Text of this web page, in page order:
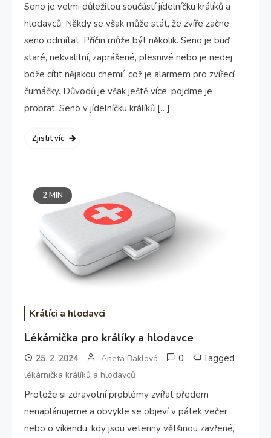
Seno je velmi důležitou součástí jídelníčku králíků a
hlodavců. Někdy se však může stát, že zvíře začne
seno odmítat. Příčin může být několik. Seno je buď
staré, nekvalitní, zaprášené, plesnivé nebo je nedej
bože cítit nějakou chemií, což je alarmem pro zvířecí
čumáčky. Důvodů je však ještě více, pojďme je
probrat. Seno v jídelníčku králíků […]
Zjistit víc
2 MIN
Králíci a hlodavci
Lékárnička pro králíky a hlodavce
25. 2. 2024 Aneta Baklová 0 Tagged
lékárnička králíků a hlodavců
Protože si zdravotní problémy zvířat předem
nenaplánujeme a obvykle se objeví v pátek večer
nebo o víkendu, kdy jsou veteriny většinou zavřené,